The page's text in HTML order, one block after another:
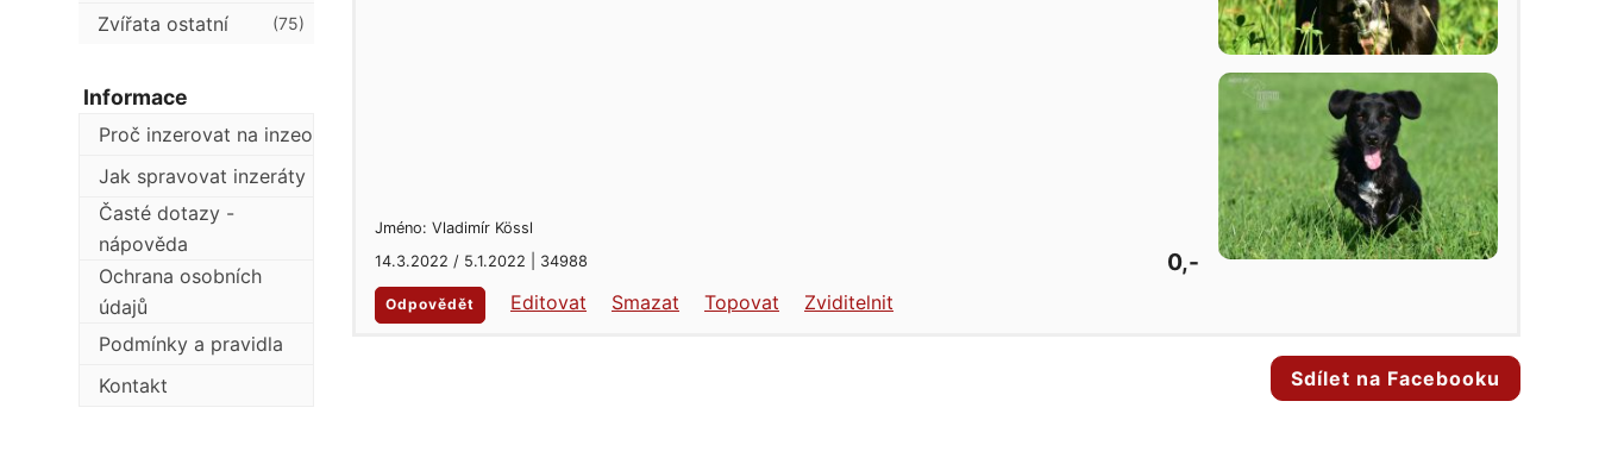
Jméno: Vladimír Kössl
14.3.2022 / 5.1.2022 | 34988
0,-
Odpovědět Editovat Smazat Topovat Zviditelnit
Sdílet na Facebooku
Zvířata ostatní (75)
Informace
Proč inzerovat na inzeo
Jak spravovat inzeráty
Časté dotazy -
nápověda
Ochrana osobních
údajů
Podmínky a pravidla
Kontakt